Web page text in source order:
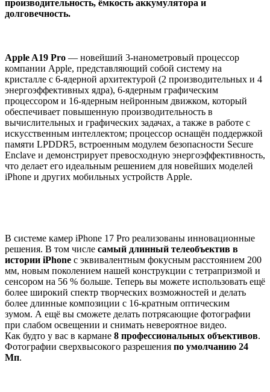
производительность, ёмкость аккумулятора и
долговечность.
Apple A19 Pro — новейший 3-нанометровый процессор
компании Apple, представляющий собой систему на
кристалле с 6-ядерной архитектурой (2 производительных и 4
энергоэффективных ядра), 6-ядерным графическим
процессором и 16-ядерным нейронным движком, который
обеспечивает повышенную производительность в
вычислительных и графических задачах, а также в работе с
искусственным интеллектом; процессор оснащён поддержкой
памяти LPDDR5, встроенным модулем безопасности Secure
Enclave и демонстрирует превосходную энергоэффективность,
что делает его идеальным решением для новейших моделей
iPhone и других мобильных устройств Apple.
В системе камер iPhone 17 Pro реализованы инновационные
решения. В том числе самый длинный телеобъектив в
истории iPhone с эквивалентным фокусным расстоянием 200
мм, новым поколением нашей конструкции с тетрапризмой и
сенсором на 56 % больше. Теперь вы можете использовать ещё
более широкий спектр творческих возможностей и делать
более длинные композиции с 16-кратным оптическим
зумом. А ещё вы сможете делать потрясающие фотографии
при слабом освещении и снимать невероятное видео.
Как будто у вас в кармане 8 профессиональных объективов.
Фотографии сверхвысокого разрешения по умолчанию 24
Мп.